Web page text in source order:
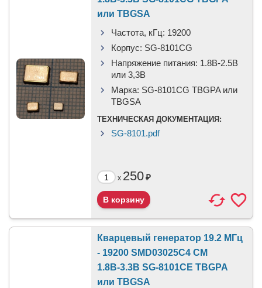
или TBGSA
Частота, кГц: 19200
Корпус: SG-8101CG
Напряжение питания: 1.8В-2.5B
или 3,3B
Марка: SG-8101CG TBGPA или
TBGSA
ТЕХНИЧЕСКАЯ ДОКУМЕНТАЦИЯ:
SG-8101.pdf
x 250₽
Кварцевый генератор 19.2 МГц
- 19200 SMD03025C4 CM
1.8В-3.3В SG-8101CE TBGPA
или TBGSA